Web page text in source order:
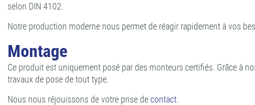
selon DIN 4102.
Notre production moderne nous permet de réagir rapidement à vos
Montage
Ce produit est uniquement posé par des monteurs certifiés. Grâce à
travaux de pose de tout type.
Nous nous réjouissons de votre prise decontact.